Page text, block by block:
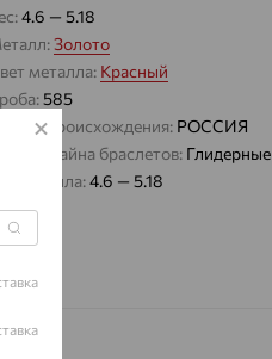
4.6 — 5.18
Золото
металла: Красный
585
происхождения: РОССИЯ
дизайна браслетов: Глидерные
металла:4.6 — 5.18